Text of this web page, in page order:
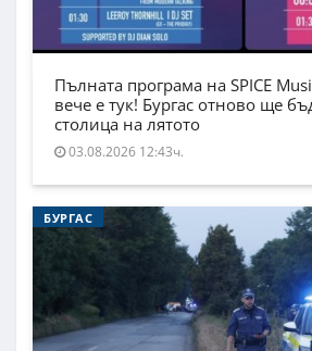
Пълната програма на SPICE
вече е тук! Бургас отново ще
столица на лятото
03.08.2026 12:43ч.
БУРГАС